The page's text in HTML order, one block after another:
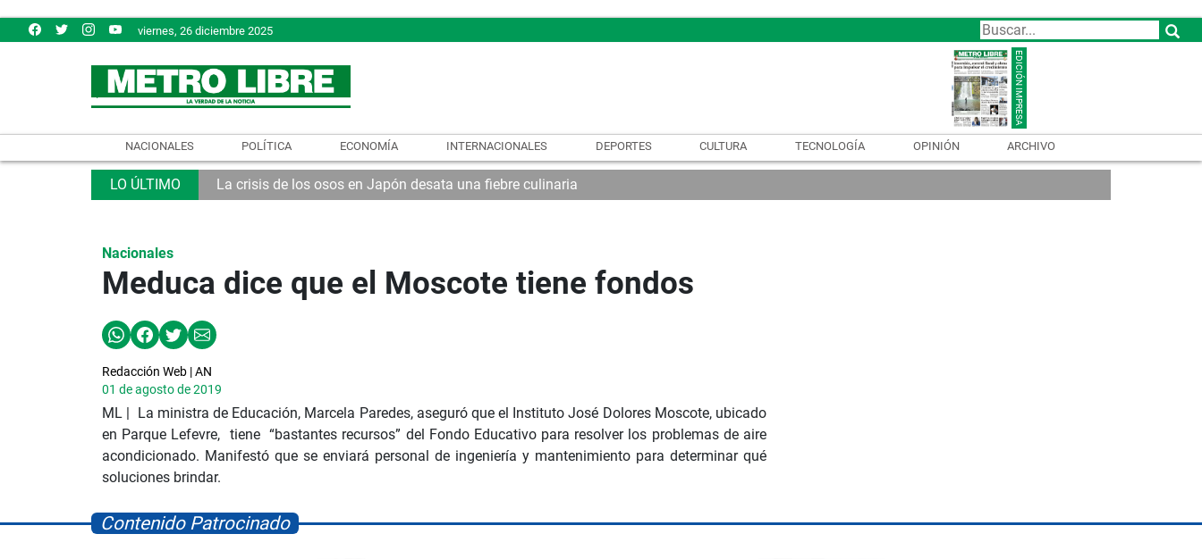
viernes, 26 diciembre 2025
NACIONALES POLÍTICA ECONOMÍA INTERNACIONALES DEPORTES CULTURA TECNOLOGÍA OPINIÓN ARCHIVO
La crisis de los osos en Japón desata una fiebre culinaria
Nacionales
Meduca dice que el Moscote tiene fondos
Redacción Web | AN
01 de agosto de 2019
ML | La ministra de Educación, Marcela Paredes, aseguró que el Instituto José Dolores Moscote, ubicado
en Parque Lefevre, tiene “bastantes recursos” del Fondo Educativo para resolver los problemas de aire
acondicionado. Manifestó que se enviará personal de ingeniería y mantenimiento para determinar qué
soluciones brindar.
Contenido Patrocinado